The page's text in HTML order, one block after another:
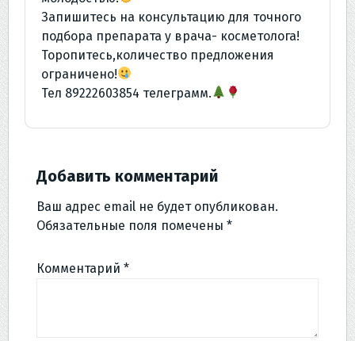
Запишитесь на консультацию для точного
подбора препарата у врача- косметолога!
Торопитесь,количество предложения
ограничено!
Тел 89222603854 телеграмм.
Добавить комментарий
Ваш адрес email не будет опубликован.
Обязательные поля помечены *
Комментарий *